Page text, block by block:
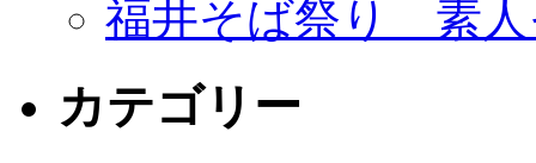
福井そば祭り 素人
カテゴリー